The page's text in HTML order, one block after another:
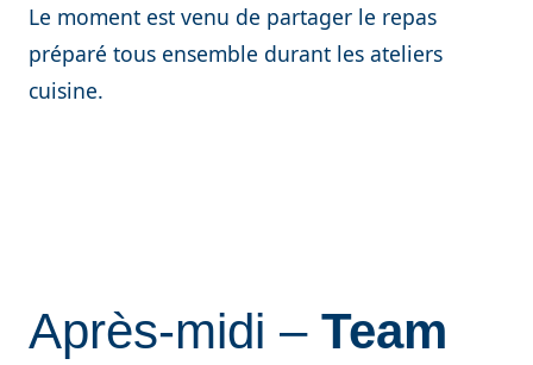
Le moment est venu de partager le repas
préparé tous ensemble durant les ateliers
cuisine.
Après-midi – Team